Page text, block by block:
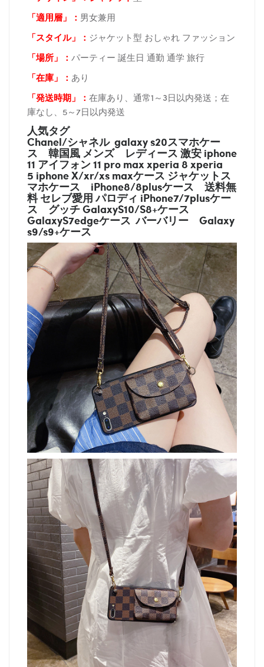
「適用層」： 男女兼用
「スタイル」： ジャケット型 おしゃれ ファッション
「場所 」： パーティー 誕生日 通勤 通学 旅行
「在庫 」： あり
「発送時期 」： 在庫あり、通常1～3日以内発送；在
庫なし、5～7日以内発送
人気タグ
Chanel/シャネル galaxy s20スマホケー
ス 韓国風 メンズ レディース 激安 iphone
11 アイフォン 11 pro max xperia 8 xperia
5 iphone X/xr/xs maxケース ジャケットス
マホケース iPhone8/8plusケース 送料無
料 セレブ愛用 パロディ iPhone7/7plusケー
ス グッチGalaxyS10/S8+ケース
GalaxyS7edgeケース バーバリー Galaxy
s9/s9+ケース